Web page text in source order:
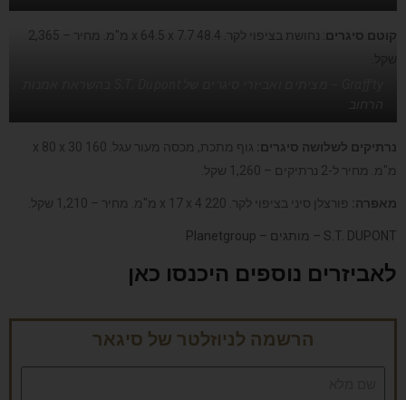
קוטם סיגרים
: נחושת בציפוי לקר. 48.4 x 64.5 x 7.7 מ"מ. מחיר – 2,365
נרתיקים לשלושה סיגרים
גוף מתכת, מכסה מעור עגל. 160 x 80 x 30
מ"מ. מחיר ל-2 נרתיקים – 1,260 שקל.
מאפרה פורצלן סיני בציפוי לקר. 220 x 17 x 4 מ"מ. מחיר – 1,210 שקל.
S.T. DUPONT – מותגים – Planetgroup
לאביזרים נוספים היכנסו כאן
הרשמה לניוזלטר של סיגאר